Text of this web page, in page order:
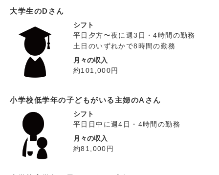
大学生のDさん
シフト
平日夕方〜夜に週3日・4時間の勤務
土日のいずれかで8時間の勤務
月々の収入
約101,000円
小学校低学年の子どもがいる主婦のAさん
シフト
平日日中に週4日・4時間の勤務
月々の収入
約81,000円